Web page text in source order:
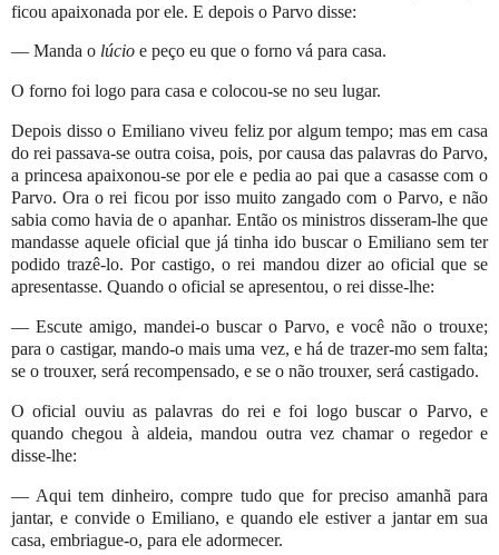
ficou apaixonada por ele. E depois o Parvo disse:
— Manda o lúcio e peço eu que o forno vá para casa.
O forno foi logo para casa e colocou-se no seu lugar.
Depois disso o Emiliano viveu feliz por algum tempo; mas em casa
do rei passava-se outra coisa, pois, por causa das palavras do Parvo,
a princesa apaixonou-se por ele e pedia ao pai que a casasse com o
Parvo. Ora o rei ficou por isso muito zangado com o Parvo, e não
sabia como havia de o apanhar. Então os ministros disseram-lhe que
mandasse aquele oficial que já tinha ido buscar o Emiliano sem ter
podido trazê-lo. Por castigo, o rei mandou dizer ao oficial que se
apresentasse. Quando o oficial se apresentou, o rei disse-lhe:
— Escute amigo, mandei-o buscar o Parvo, e você não o trouxe;
para o castigar, mando-o mais uma vez, e há de trazer-mo sem falta;
se o trouxer, será recompensado, e se o não trouxer, será castigado.
O oficial ouviu as palavras do rei e foi logo buscar o Parvo, e
quando chegou à aldeia, mandou outra vez chamar o regedor e
disse-lhe:
— Aqui tem dinheiro, compre tudo que for preciso amanhã para
jantar, e convide o Emiliano, e quando ele estiver a jantar em sua
casa, embriague-o, para ele adormecer.